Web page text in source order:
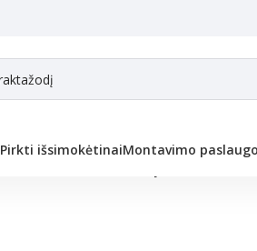
Pirkti išsimokėtinaiMontavimo